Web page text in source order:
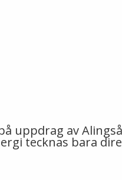
uppdrag av
tecknas bara